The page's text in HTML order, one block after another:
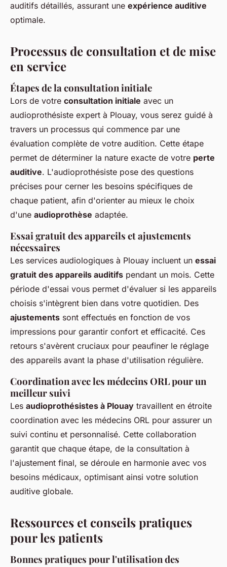
auditifs détaillés, assurant une expérience auditive
optimale.
Processus de consultation et de mise
en service
Étapes de la consultation initiale
Lors de votre consultation initiale avec un
audioprothésiste expert à Plouay, vous serez guidé à
travers un processus qui commence par une
évaluation complète de votre audition. Cette étape
permet de déterminer la nature exacte de votre perte
auditive. L'audioprothésiste pose des questions
précises pour cerner les besoins spécifiques de
chaque patient, afin d'orienter au mieux le choix
d'une audioprothèse adaptée.
Essai gratuit des appareils et ajustements
nécessaires
Les services audiologiques à Plouay incluent un essai
gratuit des appareils auditifs pendant un mois. Cette
période d'essai vous permet d'évaluer si les appareils
choisis s'intègrent bien dans votre quotidien. Des
ajustements sont effectués en fonction de vos
impressions pour garantir confort et efficacité. Ces
retours s'avèrent cruciaux pour peaufiner le réglage
des appareils avant la phase d'utilisation régulière.
Coordination avec les médecins ORL pour un
meilleur suivi
Les audioprothésistes à Plouay travaillent en étroite
coordination avec les médecins ORL pour assurer un
suivi continu et personnalisé. Cette collaboration
garantit que chaque étape, de la consultation à
l'ajustement final, se déroule en harmonie avec vos
besoins médicaux, optimisant ainsi votre solution
auditive globale.
Ressources et conseils pratiques
pour les patients
Bonnes pratiques pour l'utilisation des